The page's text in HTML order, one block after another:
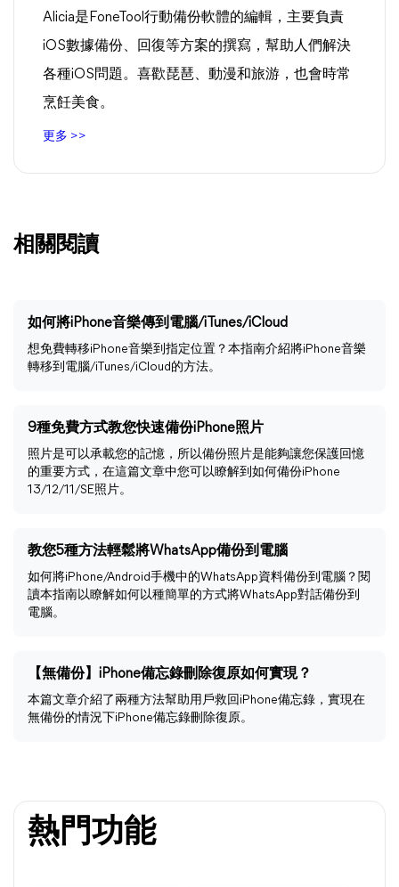
Alicia是FoneTool行動備份軟體的編輯，主要負責
iOS數據備份、回復等方案的撰寫，幫助人們解決
各種iOS問題。喜歡琵琶、動漫和旅游，也會時常
烹飪美食。
更多 >>
相關閱讀
如何將iPhone音樂傳到電腦/iTunes/iCloud
想免費轉移iPhone音樂到指定位置？本指南介紹將iPhone音樂
轉移到電腦/iTunes/iCloud的方法。
9種免費方式教您快速備份iPhone照片
照片是可以承載您的記憶，所以備份照片是能夠讓您保護回憶
的重要方式，在這篇文章中您可以瞭解到如何備份iPhone
13/12/11/SE照片。
教您5種方法輕鬆將WhatsApp備份到電腦
如何將iPhone/Android手機中的WhatsApp資料備份到電腦？閱
讀本指南以瞭解如何以種簡單的方式將WhatsApp對話備份到
電腦。
【無備份】iPhone備忘錄刪除復原如何實現？
本篇文章介紹了兩種方法幫助用戶救回iPhone備忘錄，實現在
無備份的情況下iPhone備忘錄刪除復原。
熱門功能